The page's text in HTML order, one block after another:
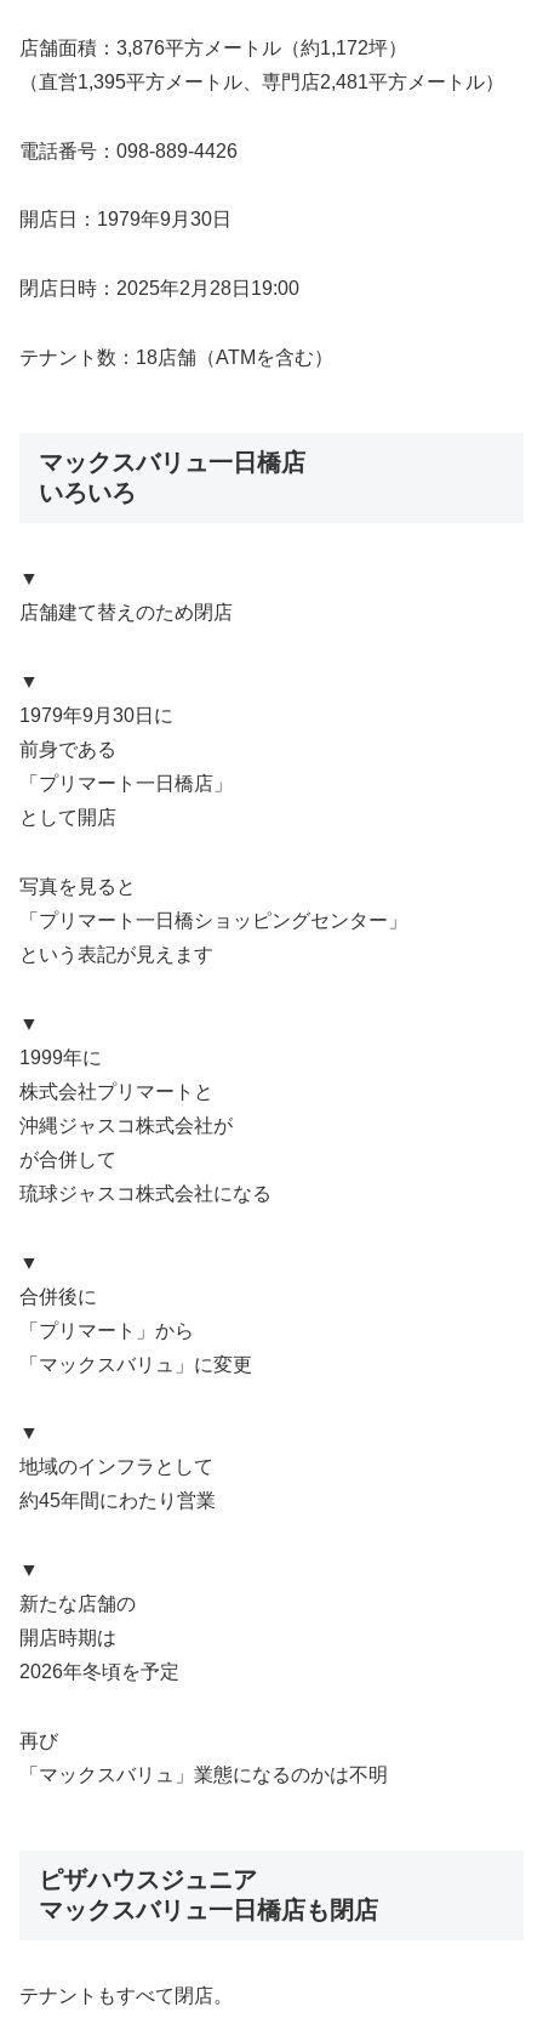
店舗面積：3,876平方メートル（約1,172坪）
（直営1,395平方メートル、専門店2,481平方メートル）
電話番号：098-889-4426
開店日：1979年9月30日
閉店日時：2025年2月28日19:00
テナント数：18店舗（ATMを含む）
マックスバリュ一日橋店
いろいろ
▼
店舗建て替えのため閉店
▼
1979年9月30日に
前身である
「プリマート一日橋店」
として開店
写真を見ると
「プリマート一日橋ショッピングセンター」
という表記が見えます
▼
1999年に
株式会社プリマートと
沖縄ジャスコ株式会社が
が合併して
琉球ジャスコ株式会社になる
▼
合併後に
「プリマート」から
「マックスバリュ」に変更
▼
地域のインフラとして
約45年間にわたり営業
▼
新たな店舗の
開店時期は
2026年冬頃を予定
再び
「マックスバリュ」業態になるのかは不明
ピザハウスジュニア
マックスバリュ一日橋店も閉店
テナントもすべて閉店。